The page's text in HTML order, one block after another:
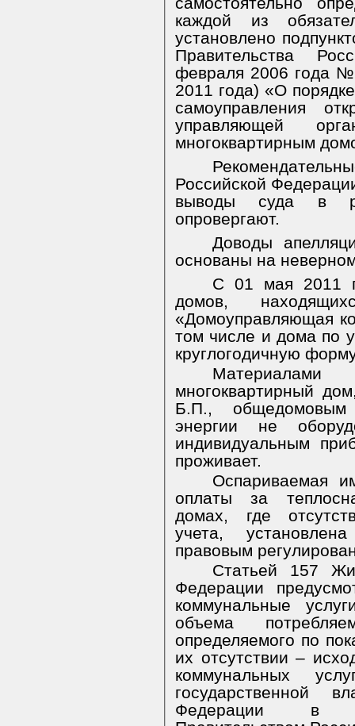
каждой из
установлено
Правительства
февраля 2006 года
2011 года) «О
самоуправления
управляющей
многоквартирным
Российской
выводы суда в
опровергают.
Доводы
основаны на
С 01 мая 2011
домов,
«Домоуправляющая
том числе и дома по
круглогодичную
многоквартирный
Б.П., общедомовым
энергии не
индивидуальным
проживает.
Оспариваемая
оплаты за
домах, где
учета,
правовым
Статьей 157
Федерации
коммунальные
объема
определяемого по
их отсутствии –
коммунальных
государственной
Федерации в